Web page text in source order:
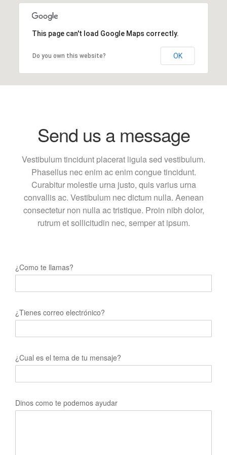
This page can't load Google Maps correctly.
Do you own this website? OK
Send us a message
Vestibulum tincidunt placerat ligula sed vestibulum.
Phasellus nec enim ac enim congue tincidunt.
Curabitur molestie urna justo, quis varius urna
convallis ac. Vestibulum nec dictum nulla. Aenean
consectetur non nulla ac tristique. Proin nibh dolor,
rutrum et sollicitudin nec, semper at ipsum.
¿Como te llamas?
¿Tienes correo electrónico?
¿Cual es el tema de tu mensaje?
Dinos como te podemos ayudar